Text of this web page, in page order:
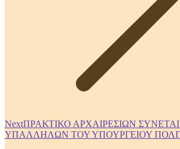
NextNext
post:
ΠΡΑΚΤΙΚΟ ΑΡΧΑΙΡΕΣΙΩΝ
ΥΠΑΛΛΗΛΩΝ ΤΟΥ ΥΠΟΥΡΓΕΙΟΥ